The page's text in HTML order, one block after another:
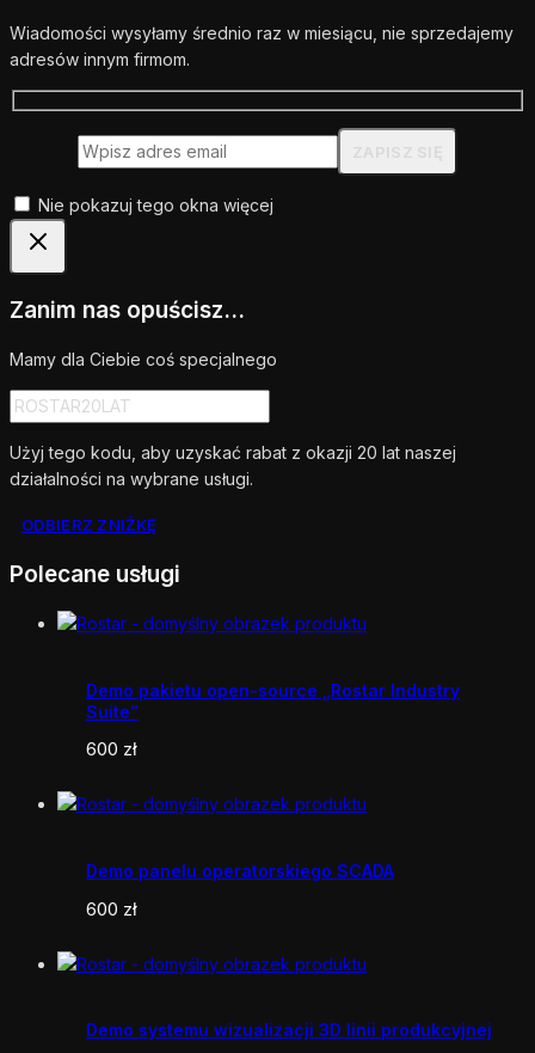
Wiadomości wysyłamy średnio raz w miesiącu, nie sprzedajemy
adresów innym firmom.
Nie pokazuj tego okna więcej
Zanim nas opuścisz...
Mamy dla Ciebie coś specjalnego
Użyj tego kodu, aby uzyskać rabat z okazji 20 lat naszej
działalności na wybrane usługi.
ODBIERZ ZNIŻKĘ
Polecane usługi
Demo pakietu open-source „Rostar Industry
Suite”
600 zł
Demo panelu operatorskiego SCADA
600 zł
Demo systemu wizualizacji 3D linii produkcyjnej